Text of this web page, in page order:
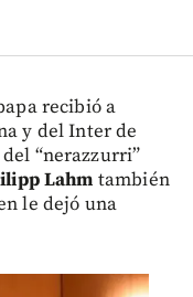
recibió a
y del Inter de
“nerazzurri”
Lahm también
le dejó una